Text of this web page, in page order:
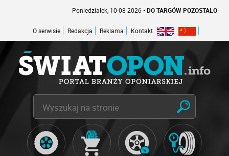
Poniedziałek, 10-08-2026• DO TARGÓW POZOSTAŁO -1 DNI
O serwisie Redakcja Reklama Kontakt